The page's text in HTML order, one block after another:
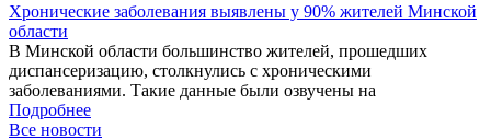
Хронические заболевания выявлены у 90% жителей Минской
области
В Минской области большинство жителей, прошедших
диспансеризацию, столкнулись с хроническими
заболеваниями. Такие данные были озвучены на
Подробнее
Все новости